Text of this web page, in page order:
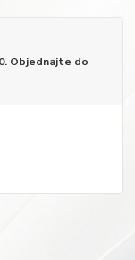
Objednajte do